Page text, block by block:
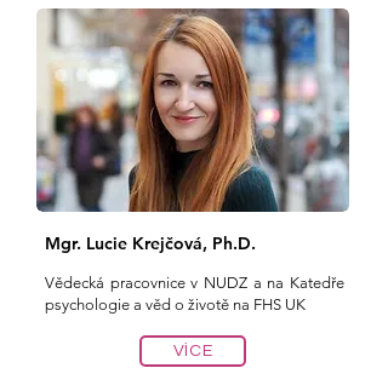
Mgr. Lucie Krejčová, Ph.D.
Vědecká pracovnice v NUDZ a na Katedře
psychologie a věd o životě na FHS UK
VÍCE